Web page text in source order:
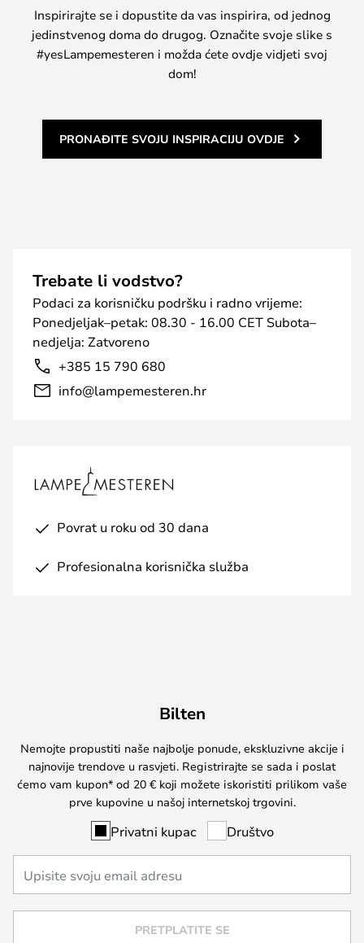
Inspirirajte se i dopustite da vas inspirira, od jednog
jedinstvenog doma do drugog. Označite svoje slike s
#yesLampemesteren i možda ćete ovdje vidjeti svoj
dom!
PRONAĐITE SVOJU INSPIRACIJU OVDJE
Trebate li vodstvo?
Podaci za korisničku podršku i radno vrijeme:
Ponedjeljak–petak: 08.30 - 16.00 CET Subota–
nedjelja: Zatvoreno
+385 15 790 680
info@lampemesteren.hr
Povrat u roku od 30 dana
Profesionalna korisnička služba
Bilten
Nemojte propustiti naše najbolje ponude, ekskluzivne akcije i
najnovije trendove u rasvjeti. Registrirajte se sada i poslat
ćemo vam kupon* od 20 € koji možete iskoristiti prilikom vaše
prve kupovine u našoj internetskoj trgovini.
Privatni kupac Društvo
PRETPLATITE SE